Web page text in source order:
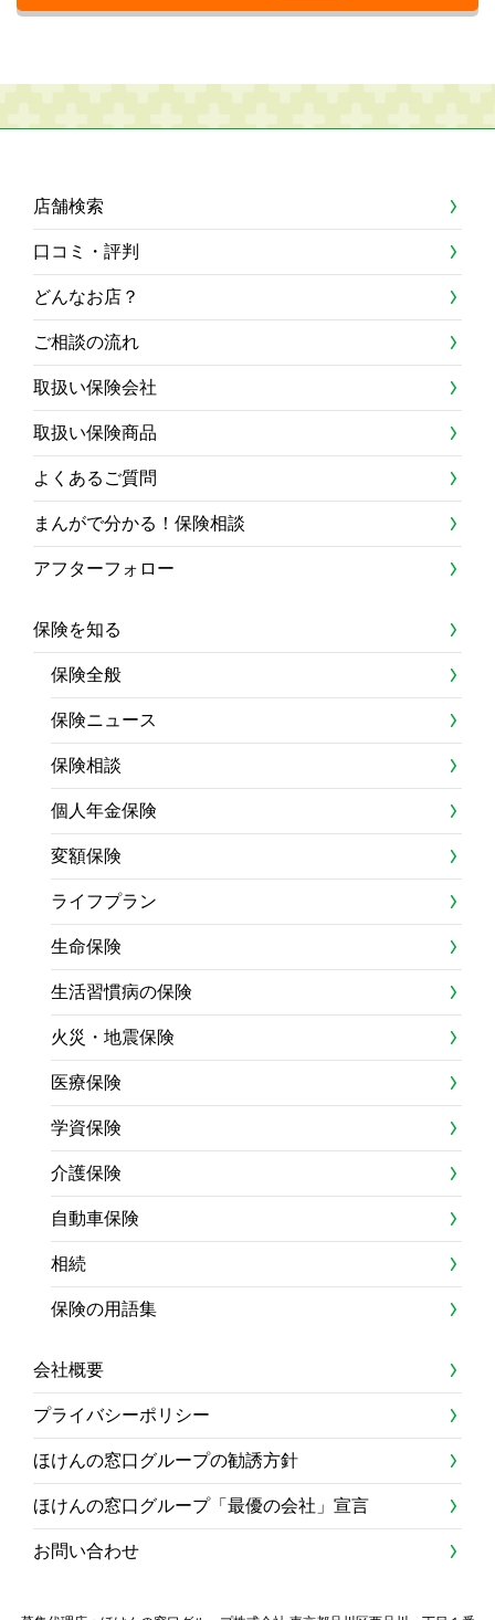
店舗検索
口コミ・評判
どんなお店？
ご相談の流れ
取扱い保険会社
取扱い保険商品
よくあるご質問
まんがで分かる！保険相談
アフターフォロー
保険を知る
保険全般
保険ニュース
保険相談
個人年金保険
変額保険
ライフプラン
生命保険
生活習慣病の保険
火災・地震保険
医療保険
学資保険
介護保険
自動車保険
相続
保険の用語集
会社概要
プライバシーポリシー
ほけんの窓口グループの勧誘方針
ほけんの窓口グループ「最優の会社」宣言
お問い合わせ